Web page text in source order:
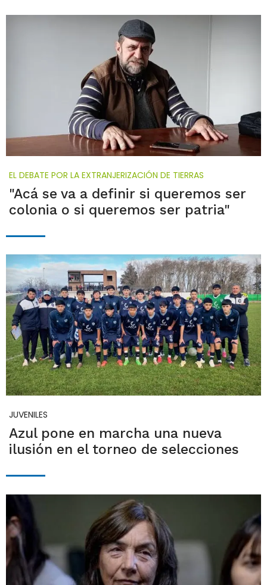
EL DEBATE POR LA EXTRANJERIZACIÓN DE TIERRAS
"Acá se va a definir si queremos ser
colonia o si queremos ser patria"
JUVENILES
Azul pone en marcha una nueva
ilusión en el torneo de selecciones